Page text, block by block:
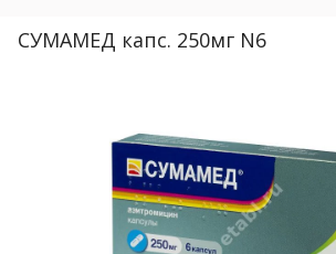
СУМАМЕД капс. 250мг N6